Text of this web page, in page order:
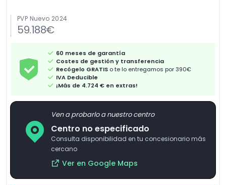
PVP Nuevo 2024
59.188€
60 meses de garantía
Costes de gestión y transferencia
Recógelo GRATIS o te lo entregamos por 390€
IVA Deducible
¡Más de 4.724 € en extras!
Ven a probarlo a nuestro centro
Centro no especificado
Consulta disponibilidad en tu concesionario más
cercano
Ver en Google Maps